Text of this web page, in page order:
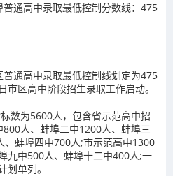
通高中录取最低控制分数线：475
通高中录取最低控制线划定为475
区高中阶段招生录取工作启动。
数为5600人，包含省示范高中招
人、蚌埠二中1200人、蚌埠三
、蚌埠四中700人;市示范高中1300
九中500人、蚌埠十二中400人;一
单列。